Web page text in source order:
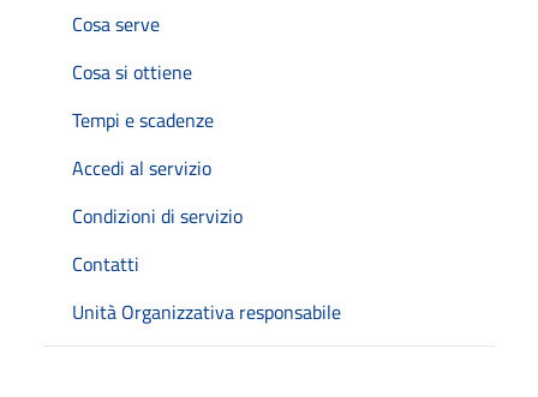
Cosa serve
Cosa si ottiene
Tempi e scadenze
Accedi al servizio
Condizioni di servizio
Contatti
Unità Organizzativa responsabile